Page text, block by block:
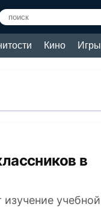
Кино Игры
учебной